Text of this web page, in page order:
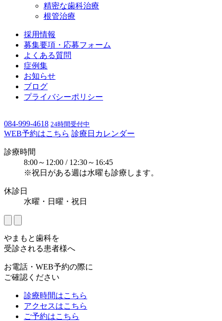
精密な歯科治療
根管治療
採用情報
募集要項・応募フォーム
よくある質問
症例集
お知らせ
ブログ
プライバシーポリシー
084-999-4618 24時間受付中
WEB予約はこちら 診療日カレンダー
診療時間
8:00～12:00 / 12:30～16:45
※祝日がある週は水曜も診療します。
休診日
水曜・日曜・祝日
やまもと歯科を
受診される患者様へ
お電話・WEB予約の際に
ご確認ください
診療時間はこちら
アクセスはこちら
ご予約はこちら